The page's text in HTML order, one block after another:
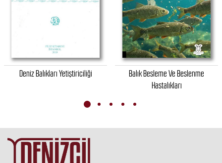
Deniz Balıkları Yetiştiriciliği
Balık Besleme Ve Beslenme
Hastalıkları